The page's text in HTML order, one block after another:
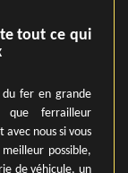
tout ce qui
du fer en grande
ferrailleur
nous si vous
possible,
de véhicule, un